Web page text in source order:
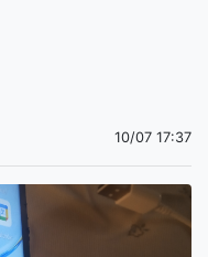
10/07 17:37